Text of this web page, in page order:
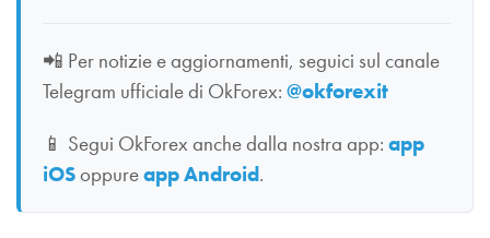
📲 Per notizie e aggiornamenti, seguici sul canale
Telegram ufficiale di OkForex: @okforexit
📱 Segui OkForex anche dalla nostra app: app
iOSoppureapp Android.